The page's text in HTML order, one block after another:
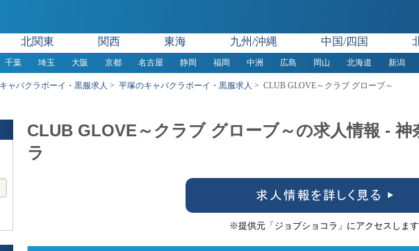
北関東 関西 東海 九州/沖縄 中国/四国
千葉 埼玉 大阪 京都 名古屋 静岡 福岡 中洲 広島 岡山 北海道 新潟
ャバクラボーイ・黒服求人 平塚のキャバクラボーイ・黒服求人 CLUB GLOVE～クラブ グローブ～
CLUB GLOVE～クラブ グローブ～の求人情報 - 神
ラ
※提供元「ジョブショコラ」にアクセスします